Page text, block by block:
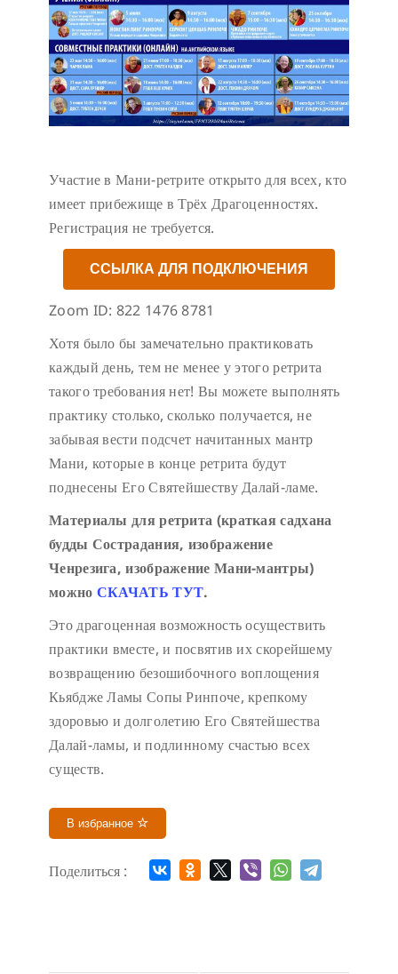
Участие в Мани-ретрите открыто для всех, кто
имеет прибежище в Трёх Драгоценностях.
Регистрация не требуется.
ССЫЛКА ДЛЯ ПОДКЛЮЧЕНИЯ
Zoom ID: 822 1476 8781
Хотя было бы замечательно практиковать
каждый день, тем не менее у этого ретрита
такого требования нет! Вы можете выполнять
практику столько, сколько получается, не
забывая вести подсчет начитанных мантр
Мани, которые в конце ретрита будут
поднесены Его Святейшеству Далай-ламе.
Материалы для ретрита (краткая садхана
будды Сострадания, изображение
Ченрезига, изображение Мани-мантры)
можно СКАЧАТЬ ТУТ.
Это драгоценная возможность осуществить
практики вместе, и посвятив их скорейшему
возвращению безошибочного воплощения
Кьябдже Ламы Сопы Ринпоче, крепкому
здоровью и долголетию Его Святейшества
Далай-ламы, и подлинному счастью всех
существ.
В избранное
Поделиться :